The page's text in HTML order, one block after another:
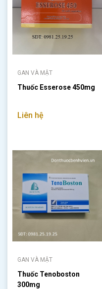
GAN VÀ MẬT
Thuốc Esserose 450mg
Liên hệ
GAN VÀ MẬT
Thuốc Tenoboston
300mg